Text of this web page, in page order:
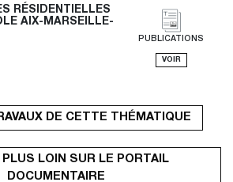
RÉSIDENTIELLES
AIX-MARSEILLE-
PUBLICATIONS
VOIR
DE CETTE THÉMATIQUE
LOIN SUR LE PORTAIL
DOCUMENTAIRE